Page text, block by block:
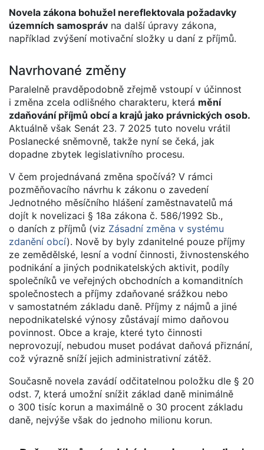
Novela zákona bohužel nereflektovala požadavky
územních samospráv na další úpravy zákona,
například zvýšení motivační složky u daní z příjmů.
Navrhované změny
Paralelně pravděpodobně zřejmě vstoupí v účinnost
i změna zcela odlišného charakteru, která mění
zdaňování příjmů obcí a krajů jako právnických osob.
Aktuálně však Senát 23. 7 2025 tuto novelu vrátil
Poslanecké sněmovně, takže nyní se čeká, jak
dopadne zbytek legislativního procesu.
V čem projednávaná změna spočívá? V rámci
pozměňovacího návrhu k zákonu o zavedení
Jednotného měsíčního hlášení zaměstnavatelů má
dojít k novelizaci § 18a zákona č. 586/1992 Sb.,
o daních z příjmů (viz Zásadní změna v systému
zdanění obcí). Nově by byly zdanitelné pouze příjmy
ze zemědělské, lesní a vodní činnosti, živnostenského
podnikání a jiných podnikatelských aktivit, podíly
společníků ve veřejných obchodních a komanditních
společnostech a příjmy zdaňované srážkou nebo
v samostatném základu daně. Příjmy z nájmů a jiné
nepodnikatelské výnosy zůstávají mimo daňovou
povinnost. Obce a kraje, které tyto činnosti
neprovozují, nebudou muset podávat daňová přiznání,
což výrazně sníží jejich administrativní zátěž.
Současně novela zavádí odčitatelnou položku dle § 20
odst. 7, která umožní snížit základ daně minimálně
o 300 tisíc korun a maximálně o 30 procent základu
daně, nejvýše však do jednoho milionu korun.